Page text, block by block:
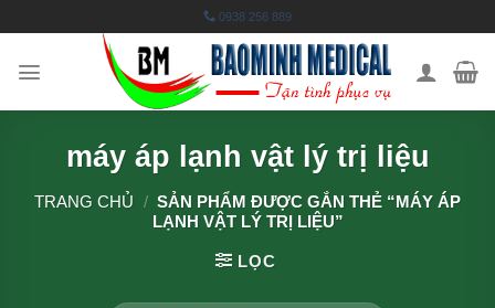
to
content
0938 256 889
máy áp lạnh vật lý trị liệu
TRANG CHỦ / SẢN PHẨM ĐƯỢC GẮN THẺ “MÁY ÁP
LẠNH VẬT LÝ TRỊ LIỆU”
LỌC